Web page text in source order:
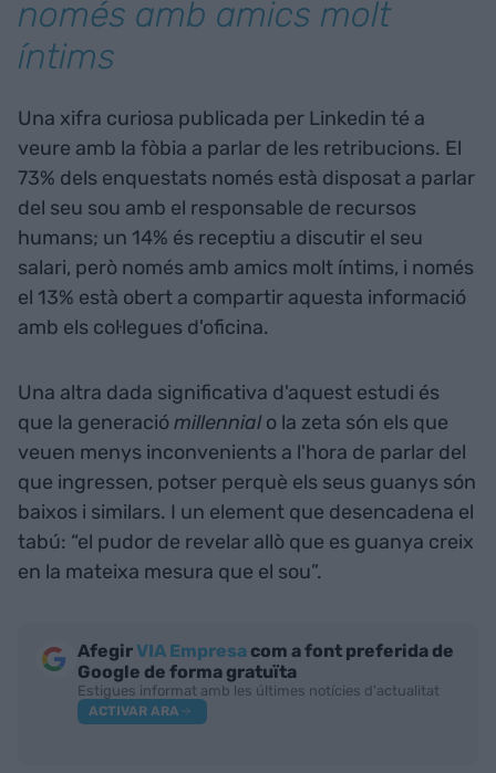
només amb amics molt
íntims
Una xifra curiosa publicada per Linkedin té a
veure amb la fòbia a parlar de les retribucions. El
73% dels enquestats només està disposat a parlar
del seu sou amb el responsable de recursos
humans; un 14% és receptiu a discutir el seu
salari, però només amb amics molt íntims, i només
el 13% està obert a compartir aquesta informació
amb els col·legues d'oficina.
Una altra dada significativa d'aquest estudi és
que la generaciómillennial o la zeta són els que
veuen menys inconvenients a l'hora de parlar del
que ingressen, potser perquè els seus guanys són
baixos i similars. I un element que desencadena el
tabú: “el pudor de revelar allò que es guanya creix
en la mateixa mesura que el sou”.
AfegirVIA Empresa com a font preferida de
Google de forma gratuïta
Estigues informat amb les últimes notícies d'actualitat
ACTIVAR ARA